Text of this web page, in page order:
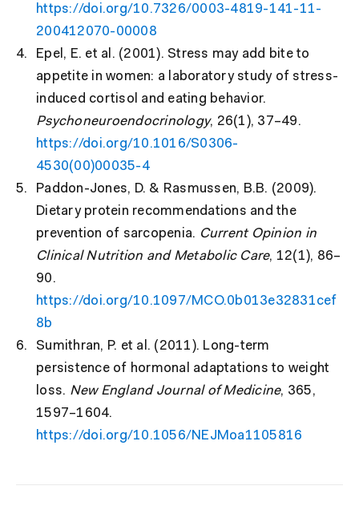
https://doi.org/10.7326/0003-4819-141-11-
200412070-00008
Epel, E. et al. (2001). Stress may add bite to
appetite in women: a laboratory study of stress-
induced cortisol and eating behavior.
Psychoneuroendocrinology, 26(1), 37–49.
https://doi.org/10.1016/S0306-
4530(00)00035-4
Paddon-Jones, D. & Rasmussen, B.B. (2009).
Dietary protein recommendations and the
prevention of sarcopenia. Current Opinion in
Clinical Nutrition and Metabolic Care, 12(1), 86–
90.
https://doi.org/10.1097/MCO.0b013e32831cef
8b
Sumithran, P. et al. (2011). Long-term
persistence of hormonal adaptations to weight
loss. New England Journal of Medicine, 365,
1597–1604.
https://doi.org/10.1056/NEJMoa1105816